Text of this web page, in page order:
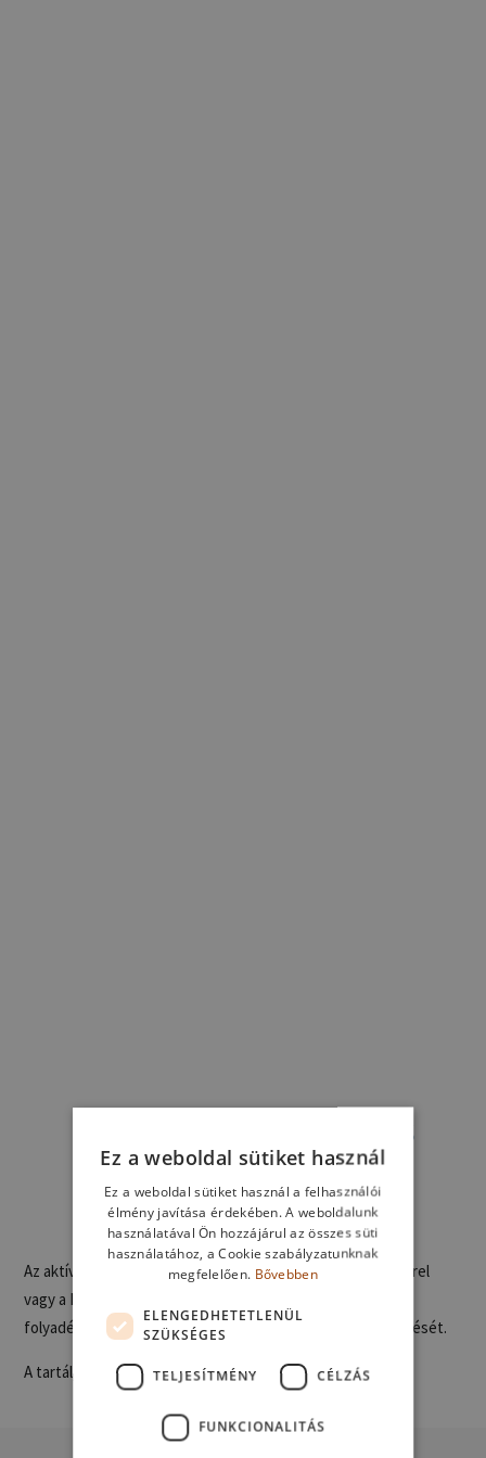
PleurX™ légmentes
vákuumos tartály
Az aktív vákuum technológia a drainova® ArgentiC katéterrel
vagy a PleurX™ katéterrel kombinálva biztosítja a pleurális
folyadékgyülem és az ascites gyors és kényelmes elvezetését.
A tartály űrtartalma 1000 ml.
Ez a weboldal sütiket használ
Ez a weboldal sütiket használ a felhasználói
élmény javítása érdekében. A weboldalunk
használatával Ön hozzájárul az összes süti
használatához, a Cookie szabályzatunknak
megfelelően. Bővebben
ELENGEDHETETLENÜL
SZÜKSÉGES
TELJESÍTMÉNY CÉLZÁS
FUNKCIONALITÁS